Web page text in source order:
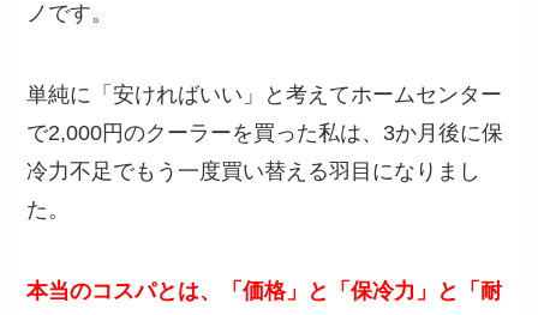
ノです。
単純に「安ければいい」と考えてホームセンター
で2,000円のクーラーを買った私は、3か月後に保
冷力不足でもう一度買い替える羽目になりまし
た。
本当のコスパとは、「価格」と「保冷力」と「耐